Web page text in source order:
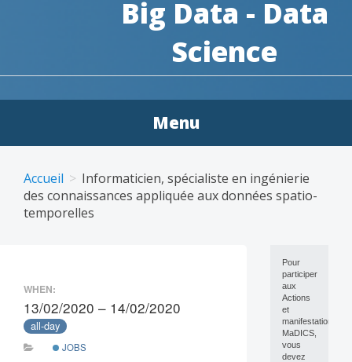
Big Data - Data
Science
Menu
content
Accueil
Informaticien, spécialiste en ingénierie
des connaissances appliquée aux données spatio-
temporelles
WHEN:
13/02/2020 – 14/02/2020
all-day
JOBS
Pour
participer
aux
Actions
et
manifestations
MaDICS,
vous
devez